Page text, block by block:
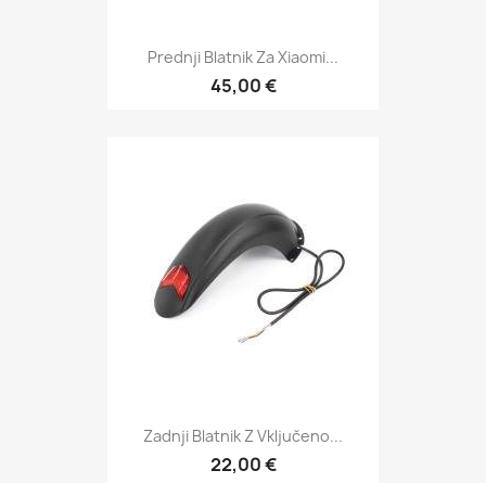
Prednji Blatnik Za Xiaomi...
45,00 €
Zadnji Blatnik Z Vključeno...
22,00 €